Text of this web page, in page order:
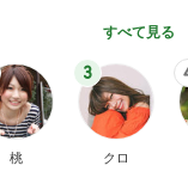
すべて見る
桃
3
クロ